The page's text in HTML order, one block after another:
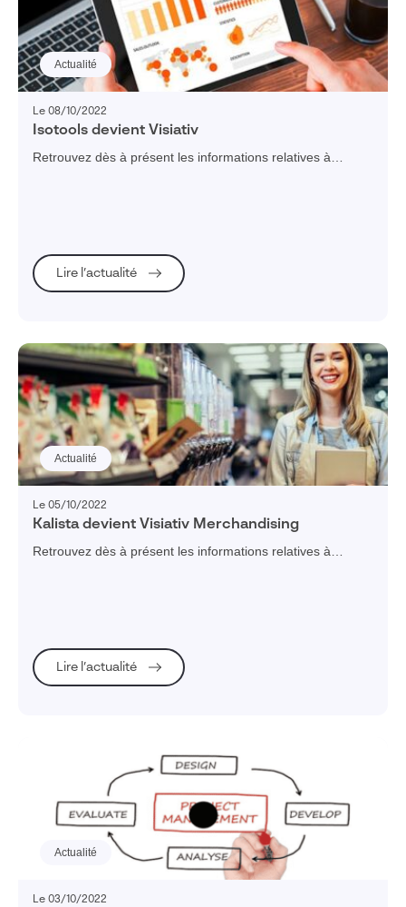
Actualité
Le 08/10/2022
Isotools devient Visiativ
Retrouvez dès à présent les informations relatives à
Lire l’actualité
Actualité
Le 05/10/2022
Kalista devient Visiativ Merchandising
Retrouvez dès à présent les informations relatives à
Lire l’actualité
Actualité
Le 03/10/2022